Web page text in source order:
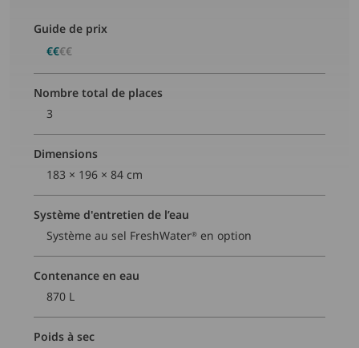
Guide de prix
€€€€
Nombre total de places
3
Dimensions
183 × 196 × 84 cm
Système d'entretien de l’eau
Système au sel FreshWater® en option
Contenance en eau
870 L
Poids à sec